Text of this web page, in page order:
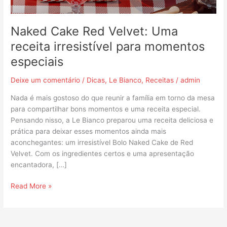
Naked Cake Red Velvet: Uma
receita irresistível para momentos
especiais
Deixe um comentário / Dicas, Le Bianco, Receitas /admin
Nada é mais gostoso do que reunir a família em torno da mesa
para compartilhar bons momentos e uma receita especial.
Pensando nisso, a Le Bianco preparou uma receita deliciosa e
prática para deixar esses momentos ainda mais
aconchegantes: um irresistível Bolo Naked Cake de Red
Velvet. Com os ingredientes certos e uma apresentação
encantadora, […]
momentos
especiais
Read More »